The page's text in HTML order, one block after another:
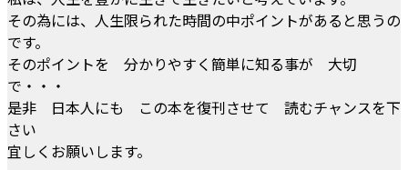
その為には、人生限られた時間の中ポイントがあると思うの
です。
そのポイントを 分かりやすく簡単に知る事が 大切
で・・・
是非 日本人にも この本を復刊させて 読むチャンスを下
さい
宜しくお願いします。